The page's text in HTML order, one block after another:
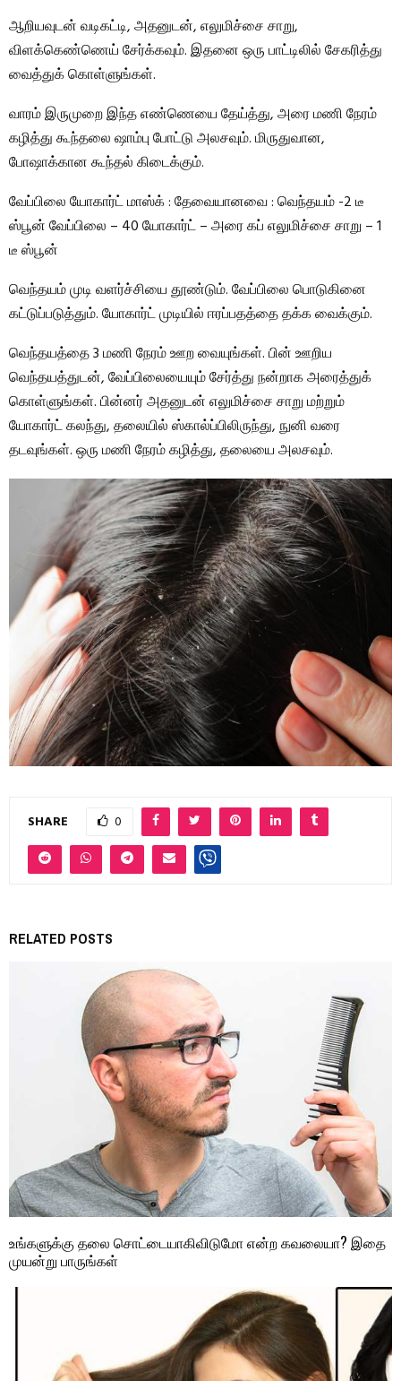
ஆறியவுடன் வடிகட்டி, அதனுடன், எலுமிச்சை சாறு,
விளக்கெண்ணெய் சேர்க்கவும். இதனை ஒரு பாட்டிலில் சேகரித்து
வைத்துக் கொள்ளுங்கள்.
வாரம் இருமுறை இந்த எண்ணெயை தேய்த்து, அரை மணி நேரம்
கழித்து கூந்தலை ஷாம்பு போட்டு அலசவும். மிருதுவான,
போஷாக்கான கூந்தல் கிடைக்கும்.
வேப்பிலை யோகார்ட் மாஸ்க் : தேவையானவை : வெந்தயம் -2 டீ
ஸ்பூன் வேப்பிலை – 40 யோகார்ட் – அரை கப் எலுமிச்சை சாறு – 1
டீ ஸ்பூன்
வெந்தயம் முடி வளர்ச்சியை தூண்டும். வேப்பிலை பொடுகினை
கட்டுப்படுத்தும். யோகார்ட் முடியில் ஈரப்பதத்தை தக்க வைக்கும்.
வெந்தயத்தை 3 மணி நேரம் ஊற வையுங்கள். பின் ஊறிய
வெந்தயத்துடன், வேப்பிலையையும் சேர்த்து நன்றாக அரைத்துக்
கொள்ளுங்கள். பின்னர் அதனுடன் எலுமிச்சை சாறு மற்றும்
யோகார்ட் கலந்து, தலையில் ஸ்கால்ப்பிலிருந்து, நுனி வரை
தடவுங்கள். ஒரு மணி நேரம் கழித்து, தலையை அலசவும்.
SHARE 0
RELATED POSTS
உங்களுக்கு தலை சொட்டையாகிவிடுமோ என்ற கவலையா? இதை
முயன்று பாருங்கள்